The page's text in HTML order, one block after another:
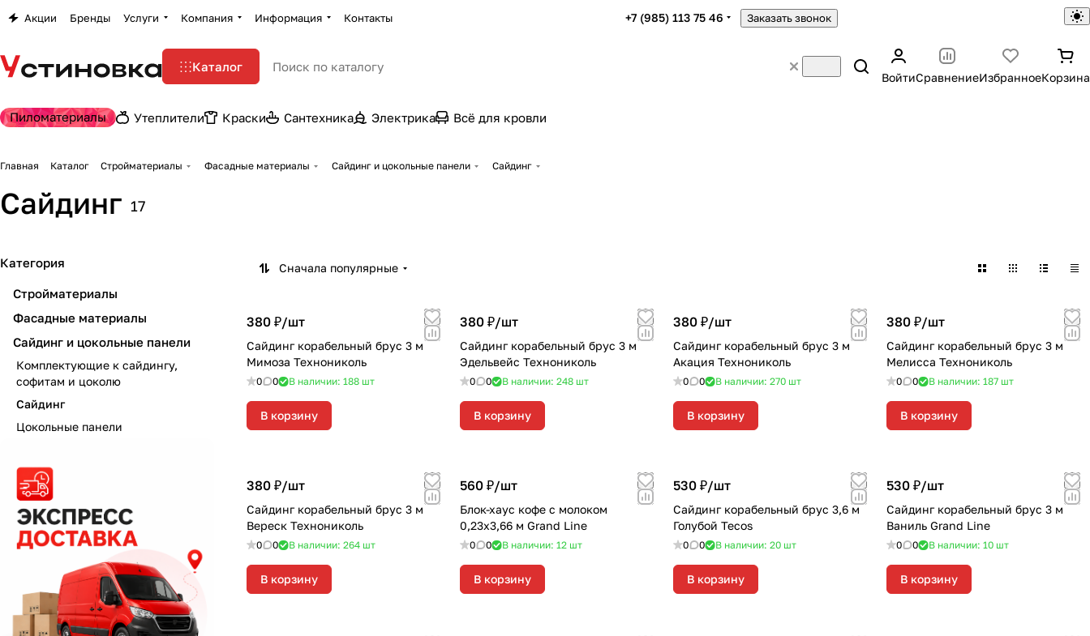
Акции Бренды Услуги Компания Информация Контакты +7 (985) 113 75 46 Заказать звонок
Каталог
ВойтиСравнениеИзбранноеКорзина
Пиломатериалы Утеплители Краски Сантехника Электрика Всё для кровли
Главная Каталог Стройматериалы Фасадные материалы Сайдинг и цокольные панели Сайдинг
Сайдинг 17
Сначала популярные
380 ₽/шт
Сайдинг корабельный брус 3 м
Мимоза Технониколь
0 0 В наличии: 188 шт
В корзину
380 ₽/шт
Сайдинг корабельный брус 3 м
Эдельвейс Технониколь
0 0 В наличии: 248 шт
В корзину
380 ₽/шт
Сайдинг корабельный брус 3 м
Акация Технониколь
0 0 В наличии: 270 шт
В корзину
380 ₽/шт
Сайдинг корабельный брус 3 м
Мелисса Технониколь
0 0 В наличии: 187 шт
В корзину
380 ₽/шт
Сайдинг корабельный брус 3 м
Вереск Технониколь
0 0 В наличии: 264 шт
В корзину
560 ₽/шт
Блок-хаус кофе с молоком
0,23х3,66 м Grand Line
0 0 В наличии: 12 шт
В корзину
530 ₽/шт
Сайдинг корабельный брус 3,6 м
Голубой Tecos
0 0 В наличии: 20 шт
В корзину
530 ₽/шт
Сайдинг корабельный брус 3 м
Ваниль Grand Line
0 0 В наличии: 10 шт
В корзину
Категория
Стройматериалы
Фасадные материалы
Сайдинг и цокольные панели
Комплектующие к сайдингу,
софитам и цоколю
Сайдинг
Цокольные панели